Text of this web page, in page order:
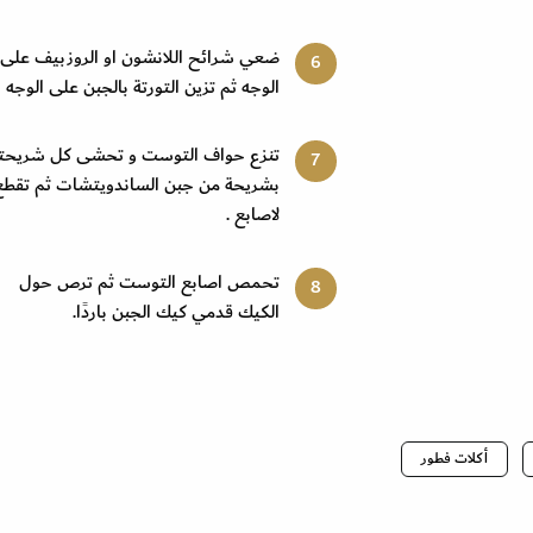
ضعي شرائح اللانشون او الروزبيف على
الوجه ثم تزين التورتة بالجبن على الوجه
تنزع حواف التوست و تحشى كل
بشريحة من جبن الساندويتشات ثم
لاصابع .
تحمص اصابع التوست ثم ترص حول
الكيك قدمي كيك الجبن باردًا.
أكلات فطور